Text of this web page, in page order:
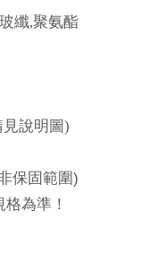
玻纖,聚氨酯
說明圖)
保固範圍)
為準！